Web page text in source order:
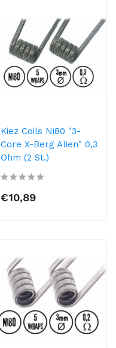
Kiez Coils Ni80 "3-
Core X-Berg Alien" 0,3
Ohm (2 St.)
€10,89